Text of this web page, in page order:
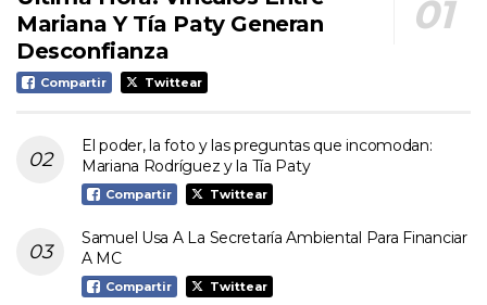
Mariana Y Tía Paty Generan
Desconfianza
Compartir Twittear
El poder, la foto y las preguntas que incomodan:
Mariana Rodríguez y la Tía Paty
Compartir Twittear
Samuel Usa A La Secretaría Ambiental Para Financiar
A MC
Compartir Twittear